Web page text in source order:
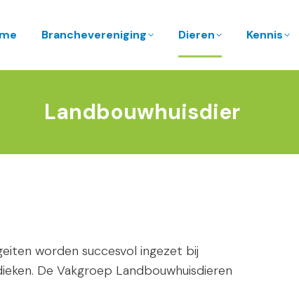
Branchevereniging Dieren Kennis
Landbouwhuisdier
worden succesvol ingezet bij
De Vakgroep Landbouwhuisdieren